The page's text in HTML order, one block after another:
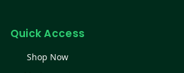
Quick Access
Shop Now